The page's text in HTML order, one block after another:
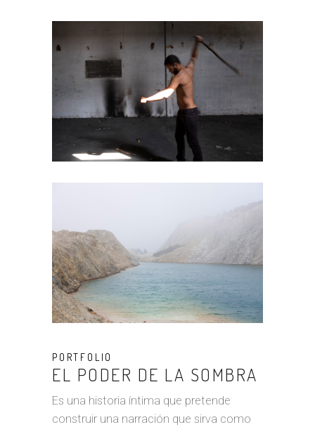
PORTFOLIO
EL PODER DE LA SOMBRA
Es una historia íntima que pretende
construir una narración que sirva como